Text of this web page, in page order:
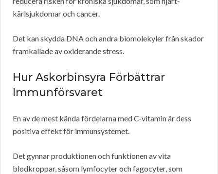
kärlsjukdomar och cancer.
Det kan skydda DNA och andra biomolekyler från skador
framkallade av oxiderande stress.
Hur Askorbinsyra Förbättrar
Immunförsvaret
En av de mest kända fördelarna med C-vitamin är dess
positiva effekt för immunsystemet.
Det gynnar produktionen och funktionen av vita
blodkroppar, såsom lymfocyter och fagocyter, som